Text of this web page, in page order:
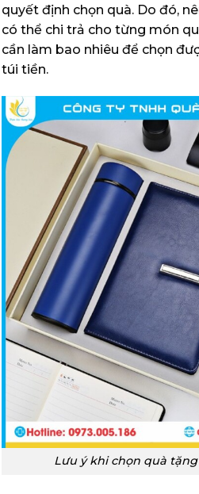
quyết định chọn quà. Do đó,
có thể chi trả cho từng món
cần làm bao nhiêu để chọn
túi tiền.
Lưu ý khi chọn quà tặng